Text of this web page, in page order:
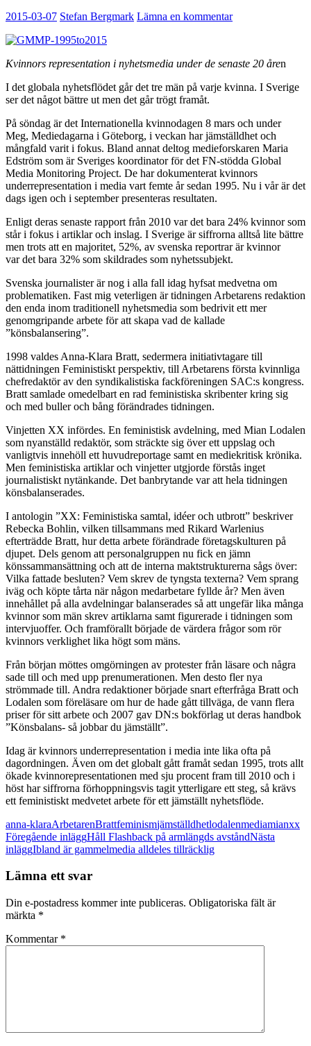
2015-03-07 Stefan Bergmark Lämna en kommentar
Kvinnors representation i nyhetsmedia under de senaste 20 åren
I det globala nyhetsflödet går det tre män på varje kvinna. I Sverige
ser det något bättre ut men det går trögt framåt.
På söndag är det Internationella kvinnodagen 8 mars och under
Meg, Mediedagarna i Göteborg, i veckan har jämställdhet och
mångfald varit i fokus. Bland annat deltog medieforskaren Maria
Edström som är Sveriges koordinator för det FN-stödda Global
Media Monitoring Project. De har dokumenterat kvinnors
underrepresentation i media vart femte år sedan 1995. Nu i vår är det
dags igen och i september presenteras resultaten.
Enligt deras senaste rapport från 2010 var det bara 24% kvinnor som
står i fokus i artiklar och inslag. I Sverige är siffrorna alltså lite bättre
men trots att en majoritet, 52%, av svenska reportrar är kvinnor
var det bara 32% som skildrades som nyhetssubjekt.
Svenska journalister är nog i alla fall idag hyfsat medvetna om
problematiken. Fast mig veterligen är tidningen Arbetarens redaktion
den enda inom traditionell nyhetsmedia som bedrivit ett mer
genomgripande arbete för att skapa vad de kallade
”könsbalansering”.
1998 valdes Anna-Klara Bratt, sedermera initiativtagare till
nättidningen Feministiskt perspektiv, till Arbetarens första kvinnliga
chefredaktör av den syndikalistiska fackföreningen SAC:s kongress.
Bratt samlade omedelbart en rad feministiska skribenter kring sig
och med buller och bång förändrades tidningen.
Vinjetten XX infördes. En feministisk avdelning, med Mian Lodalen
som nyanställd redaktör, som sträckte sig över ett uppslag och
vanligtvis innehöll ett huvudreportage samt en mediekritisk krönika.
Men feministiska artiklar och vinjetter utgjorde förstås inget
journalistiskt nytänkande. Det banbrytande var att hela tidningen
könsbalanserades.
I antologin ”XX: Feministiska samtal, idéer och utbrott” beskriver
Rebecka Bohlin, vilken tillsammans med Rikard Warlenius
efterträdde Bratt, hur detta arbete förändrade företagskulturen på
djupet. Dels genom att personalgruppen nu fick en jämn
könssammansättning och att de interna maktstrukturerna sågs över:
Vilka fattade besluten? Vem skrev de tyngsta texterna? Vem sprang
iväg och köpte tårta när någon medarbetare fyllde år? Men även
innehållet på alla avdelningar balanserades så att ungefär lika många
kvinnor som män skrev artiklarna samt figurerade i tidningen som
intervjuoffer. Och framförallt började de värdera frågor som rör
kvinnors verklighet lika högt som mäns.
Från början möttes omgörningen av protester från läsare och några
sade till och med upp prenumerationen. Men desto fler nya
strömmade till. Andra redaktioner började snart efterfråga Bratt och
Lodalen som föreläsare om hur de hade gått tillväga, de vann flera
priser för sitt arbete och 2007 gav DN:s bokförlag ut deras handbok
”Könsbalans- så jobbar du jämställt”.
Idag är kvinnors underrepresentation i media inte lika ofta på
dagordningen. Även om det globalt gått framåt sedan 1995, trots allt
ökade kvinnorepresentationen med sju procent fram till 2010 och i
höst har siffrorna förhoppningsvis tagit ytterligare ett steg, så krävs
ett feministiskt medvetet arbete för ett jämställt nyhetsflöde.
anna-klaraArbetarenBrattfeminismjämställdhetlodalenmediamianxx
Inläggsnavigering
Föregående inläggHåll Flashback på armlängds avståndNästa
inläggIbland är gammelmedia alldeles tillräcklig
Lämna ett svar
Din e-postadress kommer inte publiceras. Obligatoriska fält är
märkta *
Kommentar *